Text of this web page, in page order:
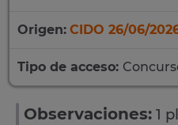
Origen: CIDO 26/06/
Tipo de acceso:
Observaciones: 1